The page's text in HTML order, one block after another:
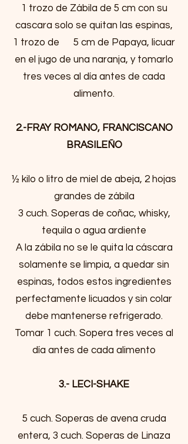
1 trozo de Zábila de 5 cm con su
cascara solo se quitan las espinas,
1 trozo de 5 cm de Papaya, licuar
en el jugo de una naranja, y tomarlo
tres veces al día antes de cada
alimento.
2.-FRAY ROMANO, FRANCISCANO
BRASILEÑO
½ kilo o litro de miel de abeja, 2 hojas
grandes de zábila
3 cuch. Soperas de coñac, whisky,
tequila o agua ardiente
A la zábila no se le quita la cáscara
solamente se limpia, a quedar sin
espinas, todos estos ingredientes
perfectamente licuados y sin colar
debe mantenerse refrigerado.
Tomar 1 cuch. Sopera tres veces al
día antes de cada alimento
3.- LECI-SHAKE
5 cuch. Soperas de avena cruda
entera, 3 cuch. Soperas de Linaza